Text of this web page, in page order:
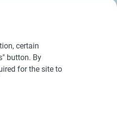
certain
button. By
for the site to